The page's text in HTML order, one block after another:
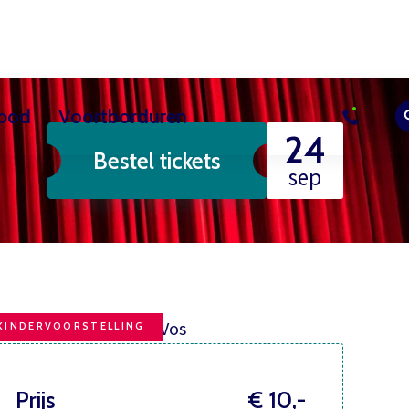
Voortborduren
Actueel Vrijwilliger worden Contact
Overig les aanbod
Bestel tickets 24
sep
Prijs € 10,-